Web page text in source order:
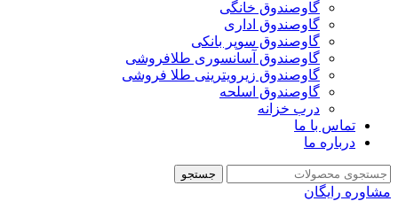
گاوصندوق خانگی
گاوصندوق اداری
گاوصندوق سوپر بانکی
گاوصندوق آسانسوری طلافروشی
گاوصندوق زیرویترینی طلا فروشی
گاوصندوق اسلحه
درب خزانه
تماس با ما
درباره ما
جستجو
مشاوره رایگان